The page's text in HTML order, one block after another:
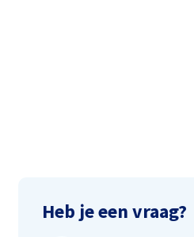
Heb je een vraag?